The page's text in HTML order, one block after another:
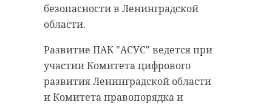
безопасности в Ленинградской
области.
Развитие ПАК "АСУС" ведется при
участии Комитета цифрового
развития Ленинградской области
и Комитета правопорядка и